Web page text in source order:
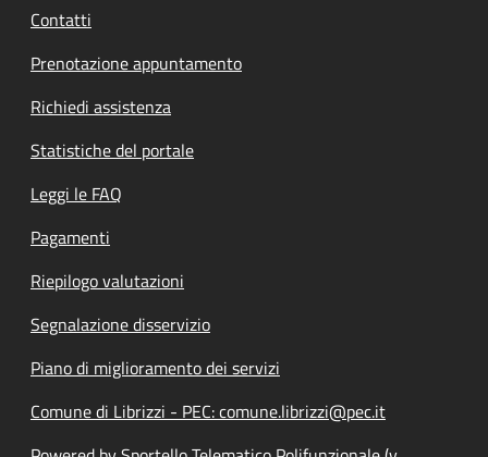
Contatti
Prenotazione appuntamento
Richiedi assistenza
Statistiche del portale
Leggi le FAQ
Pagamenti
Riepilogo valutazioni
Segnalazione disservizio
Piano di miglioramento dei servizi
Comune di Librizzi - PEC: comune.librizzi@pec.it